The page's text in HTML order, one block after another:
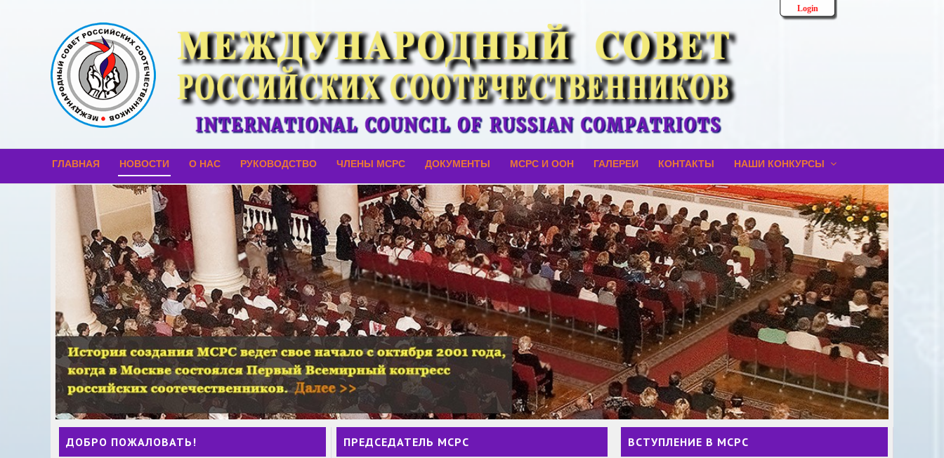
Login
ГЛАВНАЯ НОВОСТИ О НАС РУКОВОДСТВО ЧЛЕНЫ МСРС ДОКУМЕНТЫ МСРС И ООН ГАЛЕРЕИ КОНТАКТЫ НАШИ КОНКУРСЫ
ДОБРО ПОЖАЛОВАТЬ! ПРЕДСЕДАТЕЛЬ МСРС ВСТУПЛЕНИЕ В МСРС